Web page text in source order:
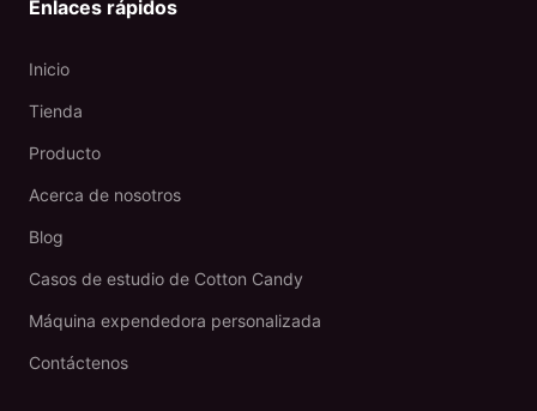
Enlaces rápidos
Inicio
Tienda
Producto
Acerca de nosotros
Blog
Casos de estudio de Cotton Candy
Máquina expendedora personalizada
Contáctenos